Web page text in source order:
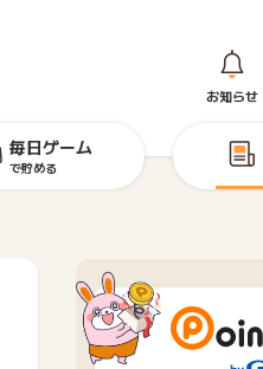
お知らせ
毎日ゲーム
で貯める